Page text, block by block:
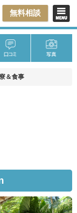
無料相談
＆食事